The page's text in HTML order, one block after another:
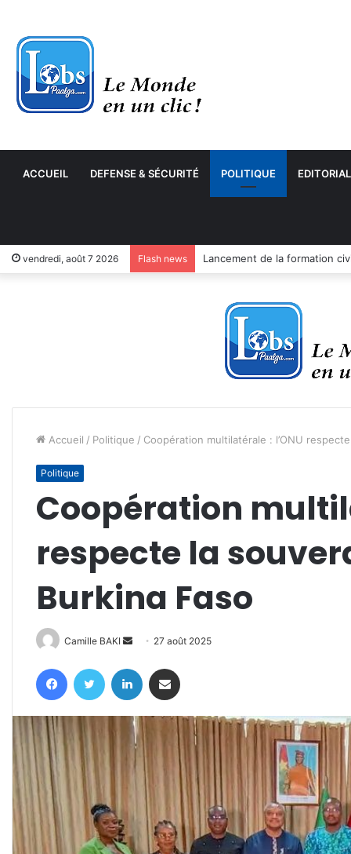
ACCUEIL DEFENSE & SÉCURITÉ POLITIQUE EDITORIAL
vendredi, août 7 2026 Flash news
Accueil / Politique / Coopération multilatérale : l’ONU
Politique
Coopération
respecte la
Burkina Faso
Camille BAKI
Envoyer
courriel
27 août 2025
FacebookTwitter Linkedin